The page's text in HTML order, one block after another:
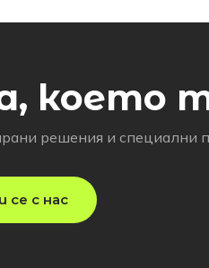
което
решения и специални
се с нас